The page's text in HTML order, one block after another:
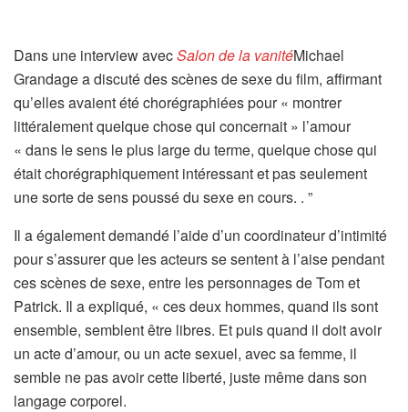
Dans une interview avecSalon de la vanitéMichael
Grandage a discuté des scènes de sexe du film, affirmant
qu’elles avaient été chorégraphiées pour « montrer
littéralement quelque chose qui concernait » l’amour
« dans le sens le plus large du terme, quelque chose qui
était chorégraphiquement intéressant et pas seulement
une sorte de sens poussé du sexe en cours. . ”
Il a également demandé l’aide d’un coordinateur d’intimité
pour s’assurer que les acteurs se sentent à l’aise pendant
ces scènes de sexe, entre les personnages de Tom et
Patrick. Il a expliqué, « ces deux hommes, quand ils sont
ensemble, semblent être libres. Et puis quand il doit avoir
un acte d’amour, ou un acte sexuel, avec sa femme, il
semble ne pas avoir cette liberté, juste même dans son
langage corporel.